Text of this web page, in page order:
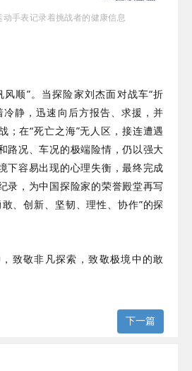
手表记录着挑战者的健康信息
顺”。当探险家刘杰面对战车“折
冷静，迅速向后方报告、求援，并
；在“死亡之海”无人区，接连遭遇
路况、车况的极端险情，仍以强大
下容易出现的心理失衡，最终完成
录，为中国探险家的荣誉殿堂再写
、创新、坚韧、理性、协作”的探
致敬非凡探索，致敬极境中的敢
下一篇